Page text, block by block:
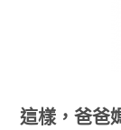
這樣，爸爸